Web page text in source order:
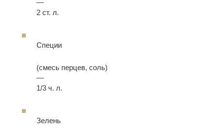
—
2 ст. л.
Специи
(смесь перцев, соль)
—
1/3 ч. л.
Зелень